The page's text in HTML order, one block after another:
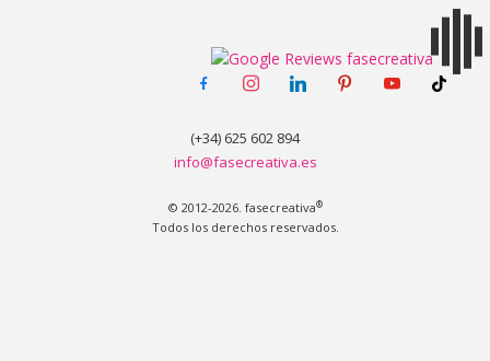
facebook-instagramlinkedin pinterestyoutube tiktok
(+34) 625 602 894
info@fasecreativa.es
© 2012-2026. fasecreativa®
Todos los derechos reservados.